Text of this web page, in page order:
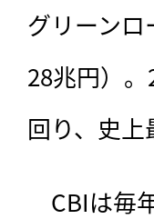
グリーンロ
28兆円）
回り、史上
CBIは毎年